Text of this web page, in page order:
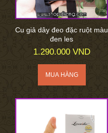
Cu giả dây đeo đặc ruột màu
đen les
1.290.000 VND